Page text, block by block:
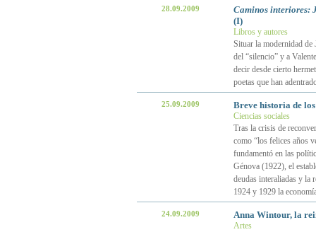
28.09.2009
Caminos interiores:
(I)
Libros y autores
Situar la modernidad de
del “silencio” y a
decir desde cierto
poetas que han
25.09.2009 Breve historia de
Ciencias sociales
Tras la crisis de
como “los felices años
fundamentó en las
Génova (1922), el
deudas interaliadas y la
1924 y 1929 la
24.09.2009 Anna Wintour, la
Artes